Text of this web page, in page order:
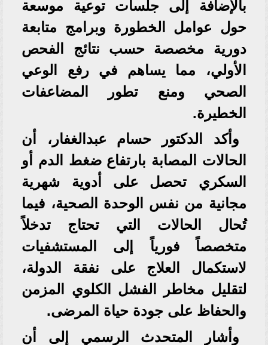
بالإضافة إلى جلسات توعية موسعة
حول عوامل الخطورة وبرامج متابعة
دورية مخصصة حسب نتائج الفحص
الأولي، مما يساهم في رفع الوعي
الصحي ومنع تطور المضاعفات
الخطيرة.
وأكد الدكتور حسام عبدالغفار، أن
الحالات المصابة بارتفاع ضغط الدم أو
السكري تحصل على أدوية شهرية
مجانية من نفس الوحدة الصحية، فيما
تُحال الحالات التي تحتاج تدخلاً
متخصصاً فورياً إلى المستشفيات
لاستكمال العلاج على نفقة الدولة،
لتقليل مخاطر الفشل الكلوي المزمن
والحفاظ على جودة حياة المرضى.
وأشار المتحدث الرسمي إلى أن